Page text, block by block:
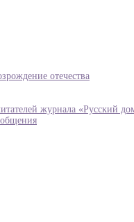
отечества
журнала «Русский